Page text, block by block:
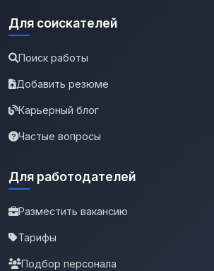
Для соискателей
Поиск работы
Добавить резюме
Карьерный блог
Частые вопросы
Для работодателей
Разместить вакансию
Тарифы
Подбор персонала